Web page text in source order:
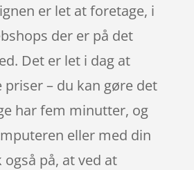
er let at foretage, i
der er på det
Det er let i dag at
– du kan gøre det
har fem minutter, og
eller med din
på, at ved at